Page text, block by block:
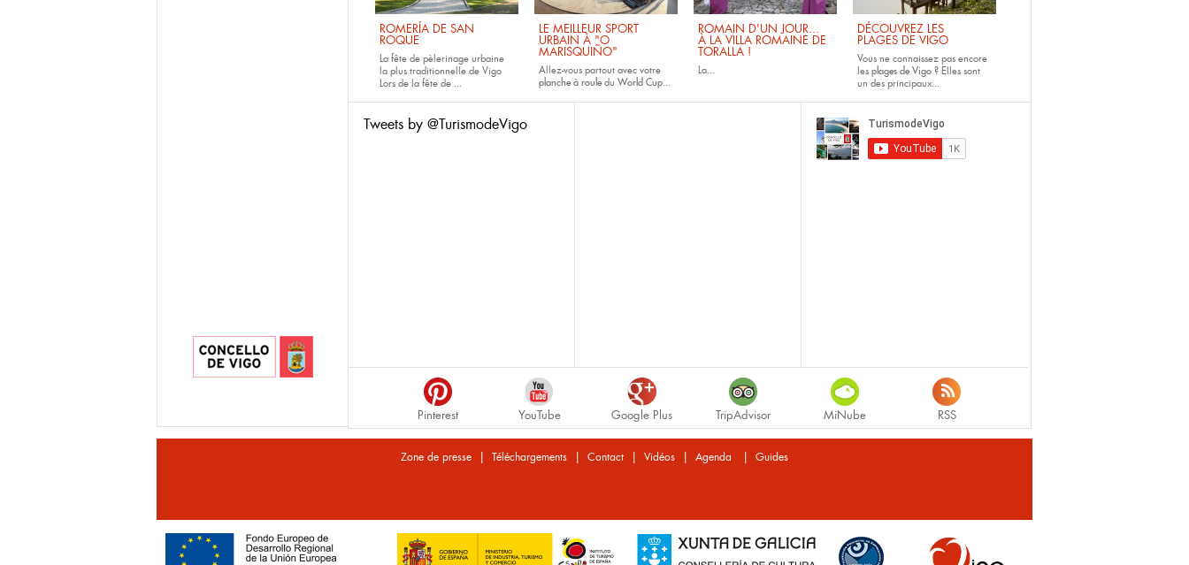
ROMERÍA DE SAN
ROQUE
La fête de pèlerinage urbaine
la plus traditionnelle de Vigo
Lors de la fête de ...
LE MEILLEUR SPORT
URBAIN À "O
MARISQUIÑO"
Allez-vous partout avec votre
planche à rouledu World Cup...
ROMAIN D'UN JOUR...
À LA VILLA ROMAINE DE
TORALLA !
La...
DÉCOUVREZ LES
PLAGES DE VIGO
Vous ne connaissez pas encore
les plages de Vigo ? Elles sont
un des principaux...
Tweets by @TurismodeVigo
Pinterest YouTube Google Plus TripAdvisor MiNube RSS
Zone de presse | Téléchargements | Contact | Vidéos | Agenda | Guides